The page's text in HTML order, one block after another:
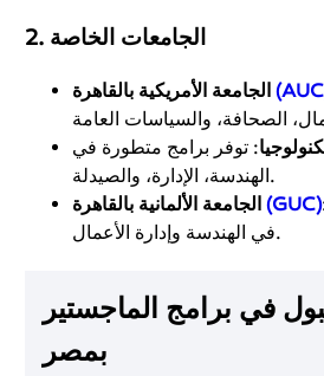
2. الجامعات الخاصة
: توفر برامج متطورة في
الهندسة، الإدارة، والصيدلة.
(GUC)ماجستير
في الهندسة وإدارة الأعمال.
في برامج الماجستير
بمصر